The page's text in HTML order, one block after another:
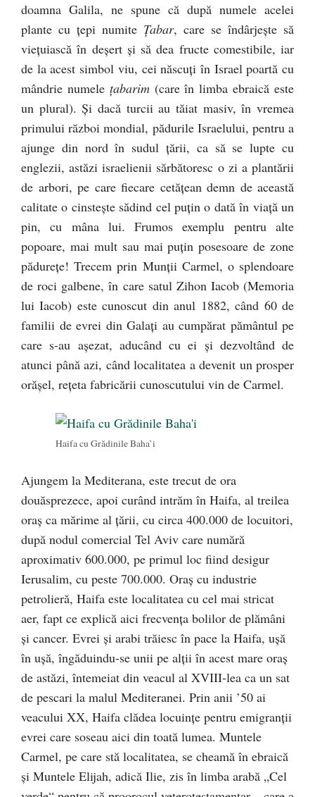
doamna Galila, ne spune că după numele acelei
plante cu ţepi numite Ţabar, care se îndârjeşte să
vieţuiască în deşert şi să dea fructe comestibile, iar
de la acest simbol viu, cei născuţi în Israel poartă cu
mândrie numele ţabarim(care în limba ebraică este
un plural). Şi dacă turcii au tăiat masiv, în vremea
primului război mondial, pădurile Israelului, pentru a
ajunge din nord în sudul ţării, ca să se lupte cu
englezii, astăzi israelienii sărbătoresc o zi a plantării
de arbori, pe care fiecare cetăţean demn de această
calitate o cinsteşte sădind cel puţin o dată în viaţă un
pin, cu mâna lui. Frumos exemplu pentru alte
popoare, mai mult sau mai puţin posesoare de zone
pădureţe! Trecem prin Munţii Carmel, o splendoare
de roci galbene, în care satul Zihon Iacob (Memoria
lui Iacob) este cunoscut din anul 1882, când 60 de
familii de evrei din Galaţi au cumpărat pământul pe
care s-au aşezat, aducând cu ei şi dezvoltând de
atunci până azi, când localitatea a devenit un prosper
orăşel, reţeta fabricării cunoscutului vin de Carmel.
Haifa cu Grădinile Baha’i
Ajungem la Mediterana, este trecut de ora
douăsprezece, apoi curând intrăm în Haifa, al treilea
oraş ca mărime al ţării, cu circa 400.000 de locuitori,
după nodul comercial Tel Aviv care numără
aproximativ 600.000, pe primul loc fiind desigur
Ierusalim, cu peste 700.000. Oraş cu industrie
petrolieră, Haifa este localitatea cu cel mai stricat
aer, fapt ce explică aici frecvenţa bolilor de plămâni
şi cancer. Evrei şi arabi trăiesc în pace la Haifa, uşă
în uşă, îngăduindu-se unii pe alţii în acest mare oraş
de astăzi, întemeiat din veacul al XVIII-lea ca un sat
de pescari la malul Mediteranei. Prin anii ’50 ai
veacului XX, Haifa clădea locuinţe pentru emigranţii
evrei care soseau aici din toată lumea. Muntele
Carmel, pe care stă localitatea, se cheamă în ebraică
şi Muntele Elijah, adică Ilie, zis în limba arabă „Cel